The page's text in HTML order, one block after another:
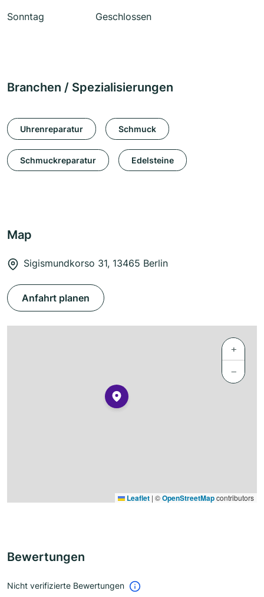
Sonntag
Geschlossen
Branchen / Spezialisierungen
Uhrenreparatur Schmuck
Schmuckreparatur Edelsteine
Map
Sigismundkorso 31, 13465 Berlin
Anfahrt planen
+
−
Leaflet | ©OpenStreetMapcontributors
Bewertungen
Nicht verifizierte Bewertungen